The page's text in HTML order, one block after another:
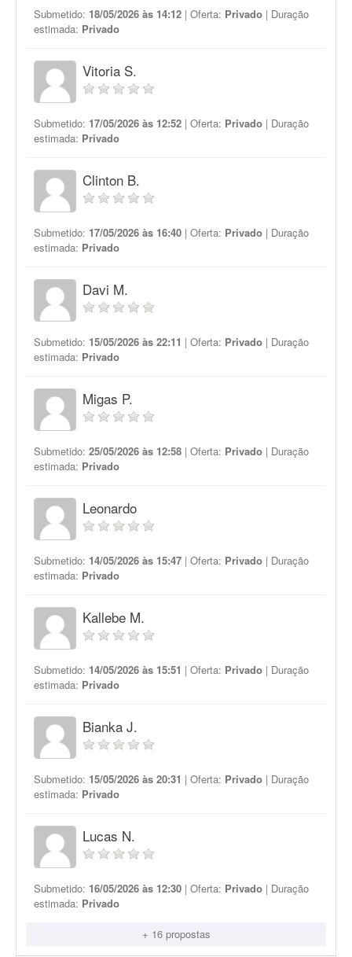
Submetido: 18/05/2026 às 14:12 | Oferta: Privado | Duração
estimada: Privado
Vitoria S.
Submetido: 17/05/2026 às 12:52 | Oferta: Privado | Duração
estimada: Privado
Clinton B.
Submetido: 17/05/2026 às 16:40 | Oferta: Privado | Duração
estimada: Privado
Davi M.
Submetido: 15/05/2026 às 22:11 | Oferta: Privado | Duração
estimada: Privado
Migas P.
Submetido: 25/05/2026 às 12:58 | Oferta: Privado | Duração
estimada: Privado
Leonardo
Submetido: 14/05/2026 às 15:47 | Oferta: Privado | Duração
estimada: Privado
Kallebe M.
Submetido: 14/05/2026 às 15:51 | Oferta: Privado | Duração
estimada: Privado
Bianka J.
Submetido: 15/05/2026 às 20:31 | Oferta: Privado | Duração
estimada: Privado
Lucas N.
Submetido: 16/05/2026 às 12:30 | Oferta: Privado | Duração
estimada: Privado
+ 16 propostas